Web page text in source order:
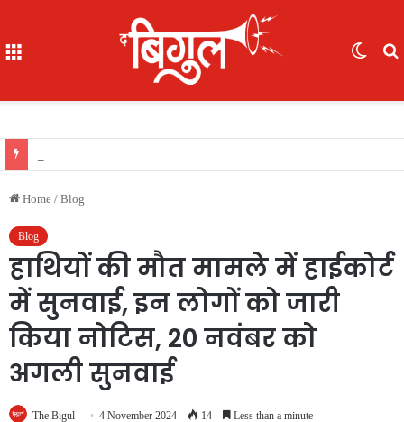
Home / Blog
Blog
हाथियों की मौत मामले में हाईकोर्ट
में सुनवाई, इन लोगों को जारी
किया नोटिस, 20 नवंबर को
अगली सुनवाई
The Bigul 4 November 2024 14 Less than a minute